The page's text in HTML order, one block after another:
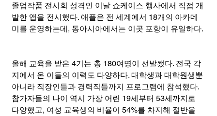
졸업작품 전시회 성격인 이날 쇼케이스 행사에서 직접 개
발한 앱을 전시했다. 애플은 전 세계에서 18개의 아카데
미를 운영하는데, 동아시아에서는 이곳 포항이 유일하다.
올해 교육을 받은 4기는 총 180여명이 선발됐다. 전국 각
지에서 온 이들의 이력도 다양하다. 대학생과 대학원생뿐
아니라 직장인들과 경력직들까지 프로그램에 참석했다.
참가자들의 나이 역시 가장 어린 19세부터 53세까지로
다양했고, 여성 교육생의 비율이 54%를 차지해 절반을